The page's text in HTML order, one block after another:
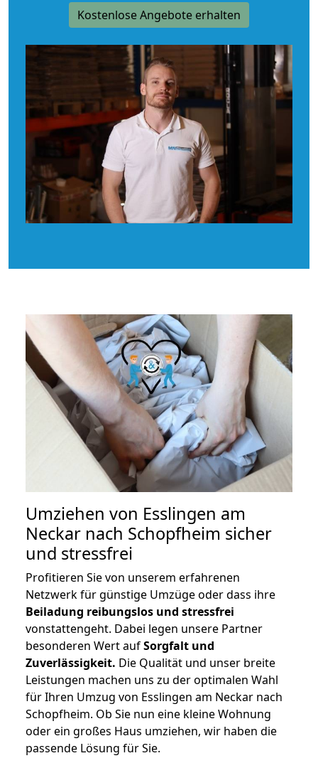
Kostenlose Angebote erhalten
Umziehen von Esslingen am
Neckar nach Schopfheim sicher
und stressfrei
Profitieren Sie von unserem erfahrenen
Netzwerk für günstige Umzüge oder dass ihre
Beiladung reibungslos und stressfrei
vonstattengeht. Dabei legen unsere Partner
besonderen Wert aufSorgfalt und
Zuverlässigkeit. Die Qualität und unser breite
Leistungen machen uns zu der optimalen Wahl
für Ihren Umzug von Esslingen am Neckar nach
Schopfheim. Ob Sie nun eine kleine Wohnung
oder ein großes Haus umziehen, wir haben die
passende Lösung für Sie.